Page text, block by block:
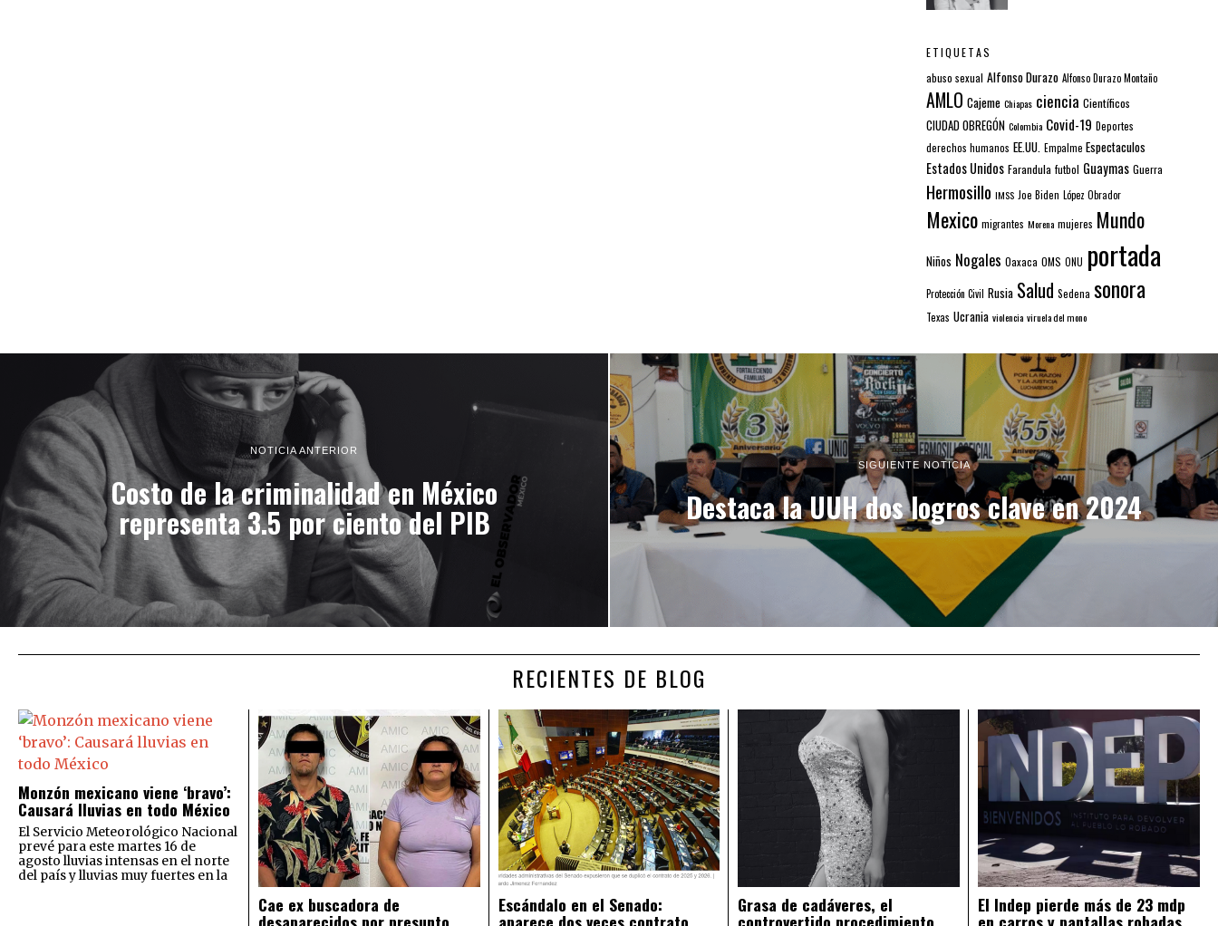
ETIQUETAS
abuso sexual Alfonso Durazo Alfonso Durazo Montaño
AMLO Cajeme Chiapas ciencia Científicos
CIUDAD OBREGÓN Colombia Covid-19 Deportes
derechos humanos EE.UU. Empalme Espectaculos
Estados Unidos Farandula futbol Guaymas Guerra
Hermosillo IMSS Joe Biden López Obrador
Mexico migrantes Morena mujeres Mundo
Niños Nogales Oaxaca OMS ONU portada
Protección Civil Rusia Salud Sedena sonora
Texas Ucrania violencia viruela del mono
NOTICIA ANTERIOR
Costo de la criminalidad en México
representa 3.5 por ciento del PIB
SIGUIENTE NOTICIA
Destaca la UUH dos logros clave en 2024
RECIENTES DE BLOG
Monzón mexicano viene ‘bravo’:
Causará lluvias en todo México
El Servicio Meteorológico Nacional
prevé para este martes 16 de
agosto lluvias intensas en el norte
del país y lluvias muy fuertes en la
Cae ex buscadora de
desaparecidos por presunto
Escándalo en el Senado:
aparece dos veces contrato
Grasa de cadáveres, el
controvertido procedimiento
El Indep pierde más de 23 mdp
en carros y pantallas robadas